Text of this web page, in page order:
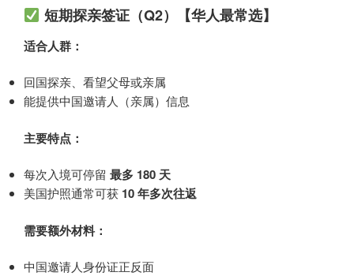
短期探亲签证（Q2）【华人最常选】
适合人群：
回国探亲、看望父母或亲属
能提供中国邀请人（亲属）信息
主要特点：
每次入境可停留 最多 180 天
美国护照通常可获 10 年多次往返
需要额外材料：
中国邀请人身份证正反面